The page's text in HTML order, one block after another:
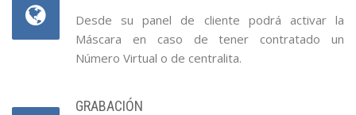
Desde su panel de cliente podrá activar la
Máscara en caso de tener contratado un
Número Virtual o de centralita.
GRABACIÓN